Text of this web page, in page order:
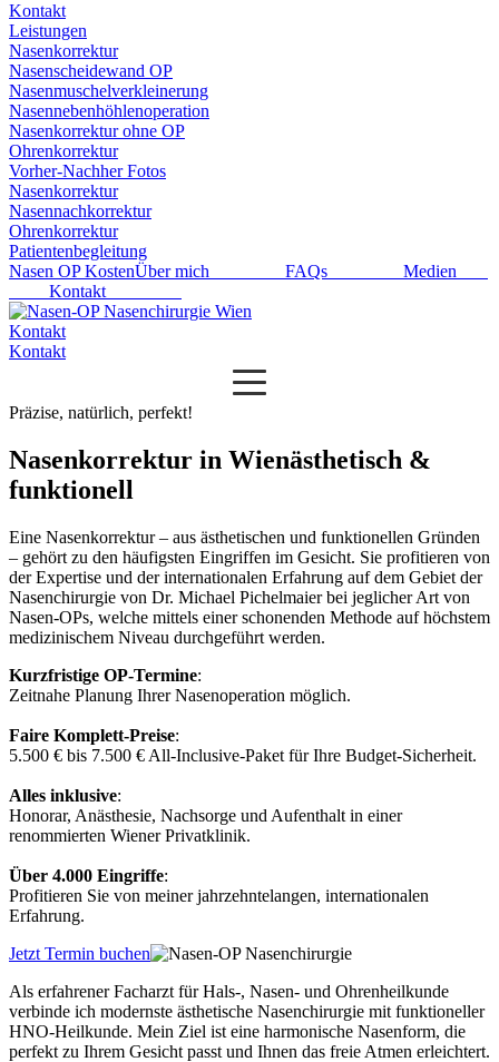
Kontakt
Leistungen
Nasenkorrektur
Nasenscheidewand OP
Nasenmuschelverkleinerung
Nasennebenhöhlenoperation
Nasenkorrektur ohne OP
Ohrenkorrektur
Vorher-Nachher Fotos
Nasenkorrektur
Nasennachkorrektur
Ohrenkorrektur
Patientenbegleitung
Nasen OP KostenÜber mich FAQs Medien
Kontakt
Kontakt
Kontakt
Präzise, natürlich, perfekt!
Nasenkorrektur in Wienästhetisch &
funktionell
Eine Nasenkorrektur – aus ästhetischen und funktionellen Gründen
– gehört zu den häufigsten Eingriffen im Gesicht. Sie profitieren von
der Expertise und der internationalen Erfahrung auf dem Gebiet der
Nasenchirurgie von Dr. Michael Pichelmaier bei jeglicher Art von
Nasen-OPs, welche mittels einer schonenden Methode auf höchstem
medizinischem Niveau durchgeführt werden.
Kurzfristige OP-Termine:
Zeitnahe Planung Ihrer Nasenoperation möglich.
Faire Komplett-Preise:
5.500 € bis 7.500 € All-Inclusive-Paket für Ihre Budget-Sicherheit.
Alles inklusive:
Honorar, Anästhesie, Nachsorge und Aufenthalt in einer
renommierten Wiener Privatklinik.
Über 4.000 Eingriffe:
Profitieren Sie von meiner jahrzehntelangen, internationalen
Erfahrung.
Jetzt Termin buchen
Als erfahrener Facharzt für Hals-, Nasen- und Ohrenheilkunde
verbinde ich modernste ästhetische Nasenchirurgie mit funktioneller
HNO-Heilkunde. Mein Ziel ist eine harmonische Nasenform, die
perfekt zu Ihrem Gesicht passt und Ihnen das freie Atmen erleichtert.